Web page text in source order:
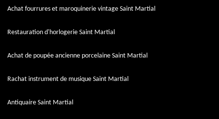
Achat fourrures et maroquinerie vintage Saint Martial
Restauration d'horlogerie Saint Martial
Achat de poupée ancienne porcelaine Saint Martial
Rachat instrument de musique Saint Martial
Antiquaire Saint Martial